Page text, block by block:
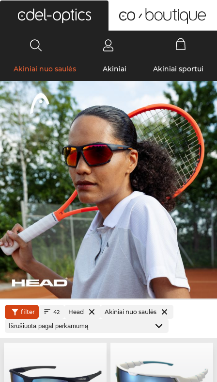
Akiniai nuo saulės Akiniai Akiniai sportui
filter 42 Head Akiniai nuo saulės